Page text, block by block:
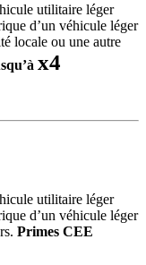
utilitaire léger
d’un véhicule léger
locale ou une autre
x4
utilitaire léger
d’un véhicule léger
Primes CEE